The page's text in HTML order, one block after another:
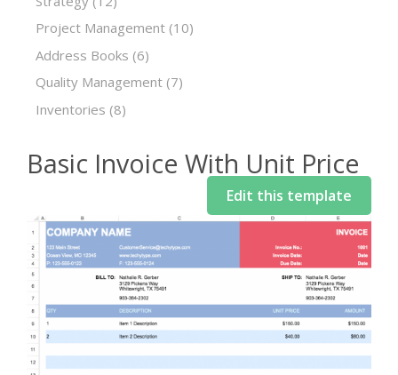
Project Management (10)
Address Books (6)
Quality Management (7)
Inventories (8)
Basic Invoice With Unit Price
Edit this template